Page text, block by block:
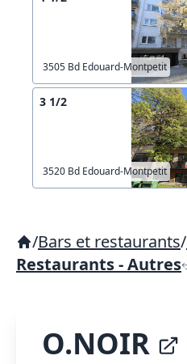
3505 Bd Edouard-Montpetit
3 1/2
3520 Bd Edouard-Montpetit
/Bars et restaurants/
Restaurants - Autres
O.NOIR